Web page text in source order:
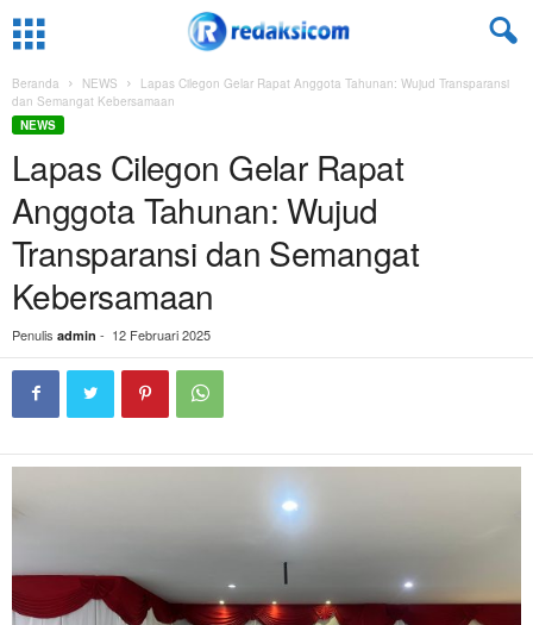
Beranda NEWS
Lapas Cilegon Gelar Rapat Anggota Tahunan: Wujud Transparansi
dan Semangat Kebersamaan
NEWS
Lapas Cilegon Gelar Rapat
Anggota Tahunan: Wujud
Transparansi dan Semangat
Kebersamaan
Penulis admin - 12 Februari 2025